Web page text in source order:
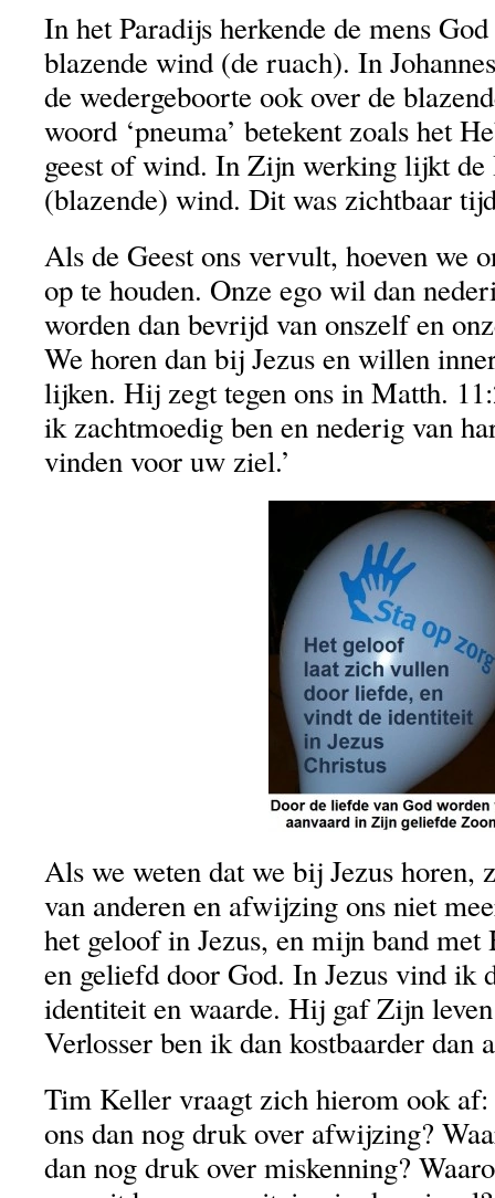
In het Paradijs herkende de mens
blazende wind (de ruach). In
de wedergeboorte ook over de
woord ‘pneuma’ betekent zoals het
geest of wind. In Zijn werking lijkt de
(blazende) wind. Dit was zichtbaar
Als de Geest ons vervult, hoeven we
op te houden. Onze ego wil dan
worden dan bevrijd van onszelf en
We horen dan bij Jezus en willen
lijken. Hij zegt tegen ons in Matth.
ik zachtmoedig ben en nederig van
vinden voor uw ziel.’
Als we weten dat we bij Jezus horen,
van anderen en afwijzing ons niet
het geloof in Jezus, en mijn band met
en geliefd door God. In Jezus vind ik
identiteit en waarde. Hij gaf Zijn
Verlosser ben ik dan kostbaarder dan
Tim Keller vraagt zich hierom ook af:
ons dan nog druk over afwijzing?
dan nog druk over miskenning?